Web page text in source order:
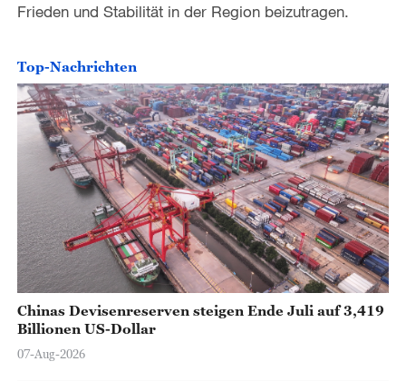
Frieden und Stabilität in der Region beizutragen.
Top-Nachrichten
Chinas Devisenreserven steigen Ende Juli auf 3,419
Billionen US-Dollar
07-Aug-2026